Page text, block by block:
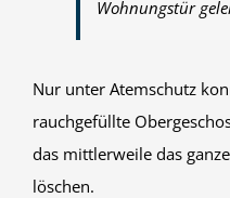
Wohnungstür
Nur unter Atemschutz
rauchgefüllte
das mittlerweile das
löschen.